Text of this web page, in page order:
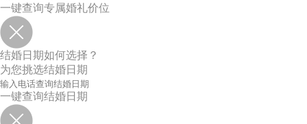
一键查询专属婚礼价位
结婚日期如何选择？
为您挑选结婚日期
一键查询结婚日期